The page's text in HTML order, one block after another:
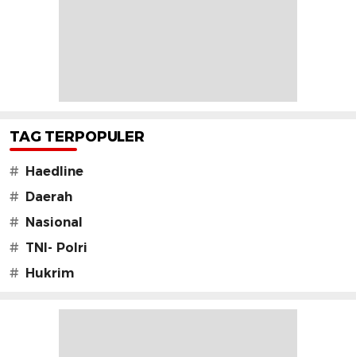
TAG TERPOPULER
#
Haedline
#
Daerah
#
Nasional
# TNI- Polri
#
Hukrim